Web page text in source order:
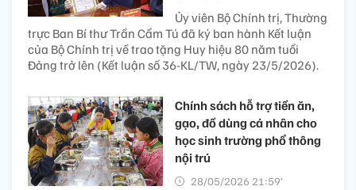
Ủy viên Bộ Chính trị, Thường
trực Ban Bí thư Trần Cẩm Tú đã ký ban hành Kết luận
của Bộ Chính trị về trao tặng Huy hiệu 80 năm tuổi
Đảng trở lên (Kết luận số 36-KL/TW, ngày 23/5/2026).
Chính sách hỗ trợ tiền ăn,
gạo, đồ dùng cá nhân cho
học sinh trường phổ thông
nội trú
28/05/2026 21:59’